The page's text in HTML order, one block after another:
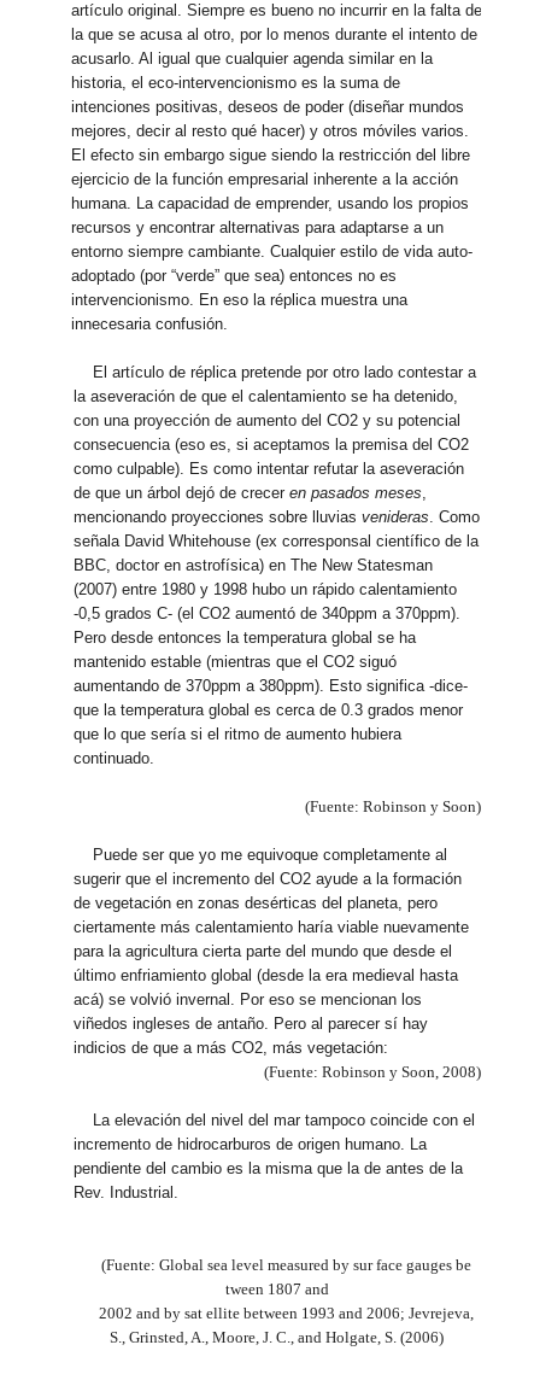
artículo original. Siempre es bueno no incurrir en la falta de
la que se acusa al otro, por lo menos durante el intento de
acusarlo. Al igual que cualquier agenda similar en la
historia, el eco-intervencionismo es la suma de
intenciones positivas, deseos de poder (diseñar mundos
mejores, decir al resto qué hacer) y otros móviles varios.
El efecto sin embargo sigue siendo la restricción del libre
ejercicio de la función empresarial inherente a la acción
humana. La capacidad de emprender, usando los propios
recursos y encontrar alternativas para adaptarse a un
entorno siempre cambiante. Cualquier estilo de vida auto-
adoptado (por “verde” que sea) entonces no es
intervencionismo. En eso la réplica muestra una
innecesaria confusión.
El artículo de réplica pretende por otro lado contestar a
la aseveración de que el calentamiento se ha detenido,
con una proyección de aumento del CO2 y su potencial
consecuencia (eso es, si aceptamos la premisa del CO2
como culpable). Es como intentar refutar la aseveración
de que un árbol dejó de creceren pasados meses,
mencionando proyecciones sobre lluviasvenideras. Como
señala David Whitehouse (ex corresponsal científico de la
BBC, doctor en astrofísica) en The New Statesman
(2007) entre 1980 y 1998 hubo un rápido calentamiento
-0,5 grados C- (el CO2 aumentó de 340ppm a 370ppm).
Pero desde entonces la temperatura global se ha
mantenido estable (mientras que el CO2 siguó
aumentando de 370ppm a 380ppm). Esto significa -dice-
que la temperatura global es cerca de 0.3 grados menor
que lo que sería si el ritmo de aumento hubiera
continuado.
(Fuente: Robinson y Soon)
Puede ser que yo me equivoque completamente al
sugerir que el incremento del CO2 ayude a la formación
de vegetación en zonas desérticas del planeta, pero
ciertamente más calentamiento haría viable nuevamente
para la agricultura cierta parte del mundo que desde el
último enfriamiento global (desde la era medieval hasta
acá) se volvió invernal. Por eso se mencionan los
viñedos ingleses de antaño. Pero al parecer sí hay
indicios de que a más CO2, más vegetación:
(Fuente: Robinson y Soon, 2008)
La elevación del nivel del mar tampoco coincide con el
incremento de hidrocarburos de origen humano. La
pendiente del cambio es la misma que la de antes de la
Rev. Industrial.
(Fuente: Global sea level measured by sur face gauges be
tween 1807 and
2002 and by sat ellite between 1993 and 2006; Jevrejeva,
S., Grinsted, A., Moore, J. C., and Holgate, S. (2006)